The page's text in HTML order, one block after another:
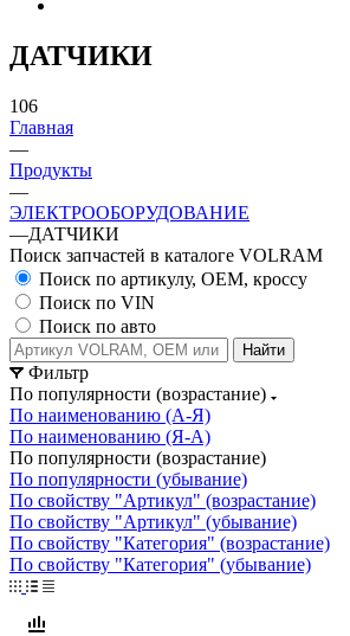
ДАТЧИКИ
106
Главная
—
Продукты
—
ЭЛЕКТРООБОРУДОВАНИЕ
—ДАТЧИКИ
Поиск запчастей в каталоге VOLRAM
Поиск по артикулу, OEM, кроссу
Поиск по VIN
Поиск по авто
Найти
Фильтр
По популярности (возрастание)
По наименованию (А-Я)
По наименованию (Я-А)
По популярности (возрастание)
По популярности (убывание)
По свойству "Артикул" (возрастание)
По свойству "Артикул" (убывание)
По свойству "Категория" (возрастание)
По свойству "Категория" (убывание)